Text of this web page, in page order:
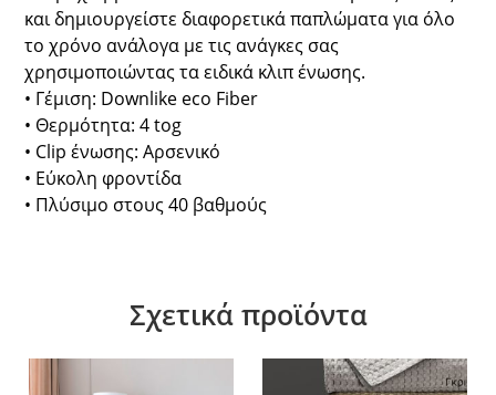
και δημιουργείστε διαφορετικά παπλώματα για όλο
το χρόνο ανάλογα με τις ανάγκες σας
χρησιμοποιώντας τα ειδικά κλιπ ένωσης.
• Γέμιση: Downlike eco Fiber
• Θερμότητα: 4 tog
• Clip ένωσης: Αρσενικό
• Εύκολη φροντίδα
• Πλύσιμο στους 40 βαθμούς
Σχετικά προϊόντα